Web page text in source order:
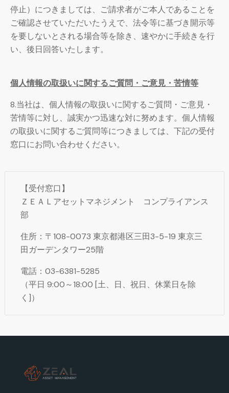
停止）につきましては、ご請求者がご本人であることを
ご確認させていただいたうえで、法令等に基づき開示等
を要しないとされる場合等を除き、速やかに手続きを行
い、後日回答いたします。
個人情報の取扱いに関するご質問・ご意見・苦情等
8.当社は、個人情報の取扱いに関するご質問・ご意見・
苦情等に対し、誠実かつ迅速な対に努めます。個人情報
の取扱いに関するご質問等につきましては、下記の受付
窓口にお問い合わせください。
【受付窓口】
ＺＥＡＬアセットマネジメント コンプライアンス
部
住所：〒108-0073 東京都港区三田3-5-19 東京三
田ガーデンタワー25階
電話：03-6381-5285
（平日 9:00～18:00 [土、日、祝日、休業日を除
く]）